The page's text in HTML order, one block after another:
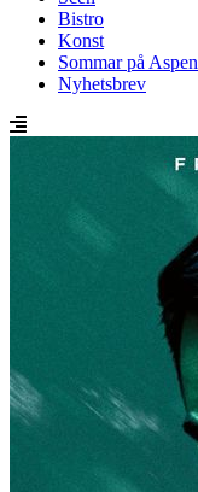
Bistro
Konst
Sommar på Aspen
Nyhetsbrev